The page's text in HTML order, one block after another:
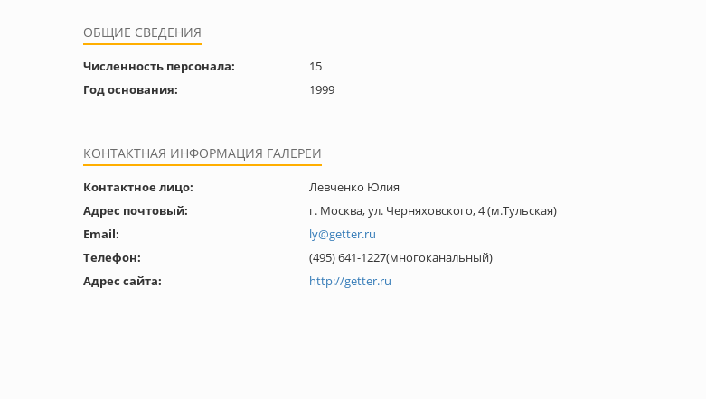
ОБЩИЕ СВЕДЕНИЯ
Численность персонала:
15
Год основания:
1999
КОНТАКТНАЯ ИНФОРМАЦИЯ ГАЛЕРЕИ
Контактное лицо:
Левченко Юлия
Адрес почтовый:
г. Москва, ул. Черняховского, 4 (м.Тульская)
Email:
ly@getter.ru
Телефон:
(495) 641-1227(многоканальный)
Адрес сайта:
http://getter.ru